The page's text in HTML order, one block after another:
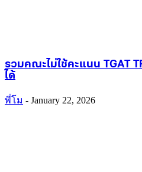
รวมคณะไม่ใช้คะแนน TGAT
ได้
พี่โม - January 22, 2026